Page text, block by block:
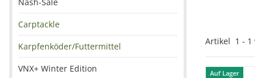
Artikel 1 - 1
Auf Lager
Carptackle
Karpfenköder/Futtermittel
VNX+ Winter Edition